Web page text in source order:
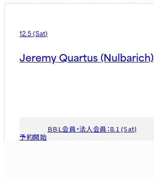
12.5 (Sat)
Jeremy Quartus (Nulbarich)
予約開始
BBL会員・法人会員：8.1 (Sat)